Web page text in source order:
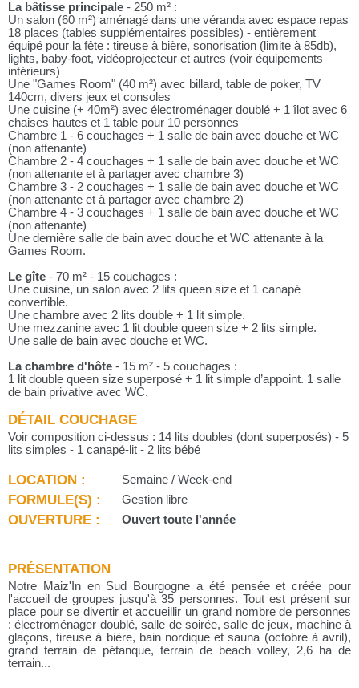
La bâtisse principale - 250 m² :
Un salon (60 m²) aménagé dans une véranda avec espace repas
18 places (tables supplémentaires possibles) - entièrement
équipé pour la fête : tireuse à bière, sonorisation (limite à 85db),
lights, baby-foot, vidéoprojecteur et autres (voir équipements
intérieurs)
Une "Games Room" (40 m²) avec billard, table de poker, TV
140cm, divers jeux et consoles
Une cuisine (+ 40m²) avec électroménager doublé + 1 îlot avec 6
chaises hautes et 1 table pour 10 personnes
Chambre 1 - 6 couchages + 1 salle de bain avec douche et WC
(non attenante)
Chambre 2 - 4 couchages + 1 salle de bain avec douche et WC
(non attenante et à partager avec chambre 3)
Chambre 3 - 2 couchages + 1 salle de bain avec douche et WC
(non attenante et à partager avec chambre 2)
Chambre 4 - 3 couchages + 1 salle de bain avec douche et WC
(non attenante)
Une dernière salle de bain avec douche et WC attenante à la
Games Room.
Le gîte - 70 m² - 15 couchages :
Une cuisine, un salon avec 2 lits queen size et 1 canapé
convertible.
Une chambre avec 2 lits double + 1 lit simple.
Une mezzanine avec 1 lit double queen size + 2 lits simple.
Une salle de bain avec douche et WC.
La chambre d'hôte - 15 m² - 5 couchages :
1 lit double queen size superposé + 1 lit simple d’appoint. 1 salle
de bain privative avec WC.
DÉTAIL COUCHAGE
Voir composition ci-dessus : 14 lits doubles (dont superposés) - 5
lits simples - 1 canapé-lit - 2 lits bébé
LOCATION : Semaine / Week-end
FORMULE(S) : Gestion libre
OUVERTURE : Ouvert toute l'année
PRÉSENTATION
Notre Maiz'In en Sud Bourgogne a été pensée et créée pour
l'accueil de groupes jusqu'à 35 personnes. Tout est présent sur
place pour se divertir et accueillir un grand nombre de personnes
: électroménager doublé, salle de soirée, salle de jeux, machine à
glaçons, tireuse à bière, bain nordique et sauna (octobre à avril),
grand terrain de pétanque, terrain de beach volley, 2,6 ha de
terrain...